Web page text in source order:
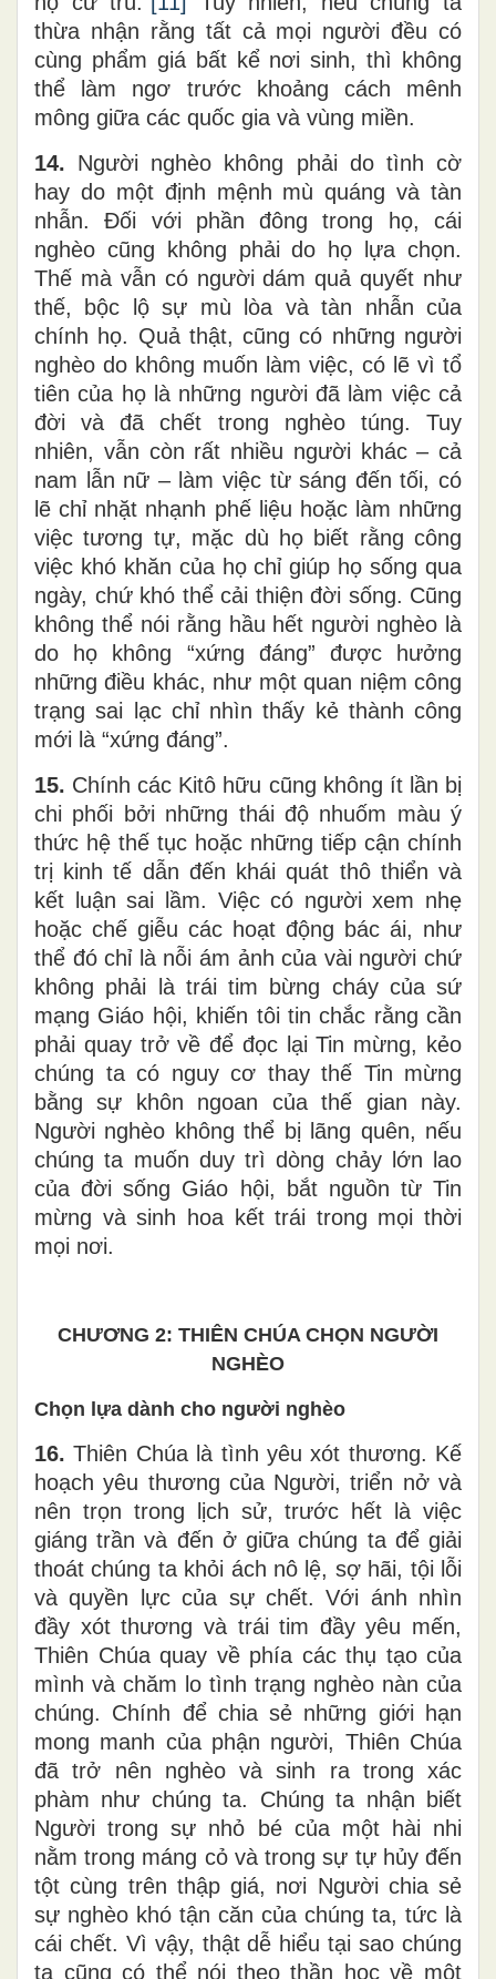
thừa nhận rằng tất cả mọi người đều có
cùng phẩm giá bất kể nơi sinh, thì không
thể làm ngơ trước khoảng cách mênh
mông giữa các quốc gia và vùng miền.
14. Người nghèo không phải do tình cờ
hay do một định mệnh mù quáng và tàn
nhẫn. Đối với phần đông trong họ, cái
nghèo cũng không phải do họ lựa chọn.
Thế mà vẫn có người dám quả quyết như
thế, bộc lộ sự mù lòa và tàn nhẫn của
chính họ. Quả thật, cũng có những người
nghèo do không muốn làm việc, có lẽ vì tổ
tiên của họ là những người đã làm việc cả
đời và đã chết trong nghèo túng. Tuy
nhiên, vẫn còn rất nhiều người khác – cả
nam lẫn nữ – làm việc từ sáng đến tối, có
lẽ chỉ nhặt nhạnh phế liệu hoặc làm những
việc tương tự, mặc dù họ biết rằng công
việc khó khăn của họ chỉ giúp họ sống qua
ngày, chứ khó thể cải thiện đời sống. Cũng
không thể nói rằng hầu hết người nghèo là
do họ không “xứng đáng” được hưởng
những điều khác, như một quan niệm công
trạng sai lạc chỉ nhìn thấy kẻ thành công
mới là “xứng đáng”.
15. Chính các Kitô hữu cũng không ít lần bị
chi phối bởi những thái độ nhuốm màu ý
thức hệ thế tục hoặc những tiếp cận chính
trị kinh tế dẫn đến khái quát thô thiển và
kết luận sai lầm. Việc có người xem nhẹ
hoặc chế giễu các hoạt động bác ái, như
thể đó chỉ là nỗi ám ảnh của vài người chứ
không phải là trái tim bừng cháy của sứ
mạng Giáo hội, khiến tôi tin chắc rằng cần
phải quay trở về để đọc lại Tin mừng, kẻo
chúng ta có nguy cơ thay thế Tin mừng
bằng sự khôn ngoan của thế gian này.
Người nghèo không thể bị lãng quên, nếu
chúng ta muốn duy trì dòng chảy lớn lao
của đời sống Giáo hội, bắt nguồn từ Tin
mừng và sinh hoa kết trái trong mọi thời
mọi nơi.
CHƯƠNG 2: THIÊN CHÚA CHỌN NGƯỜI
NGHÈO
Chọn lựa dành cho người nghèo
16. Thiên Chúa là tình yêu xót thương. Kế
hoạch yêu thương của Người, triển nở và
nên trọn trong lịch sử, trước hết là việc
giáng trần và đến ở giữa chúng ta để giải
thoát chúng ta khỏi ách nô lệ, sợ hãi, tội lỗi
và quyền lực của sự chết. Với ánh nhìn
đầy xót thương và trái tim đầy yêu mến,
Thiên Chúa quay về phía các thụ tạo của
mình và chăm lo tình trạng nghèo nàn của
chúng. Chính để chia sẻ những giới hạn
mong manh của phận người, Thiên Chúa
đã trở nên nghèo và sinh ra trong xác
phàm như chúng ta. Chúng ta nhận biết
Người trong sự nhỏ bé của một hài nhi
nằm trong máng cỏ và trong sự tự hủy đến
tột cùng trên thập giá, nơi Người chia sẻ
sự nghèo khó tận căn của chúng ta, tức là
cái chết. Vì vậy, thật dễ hiểu tại sao chúng
ta cũng có thể nói theo thần học về một